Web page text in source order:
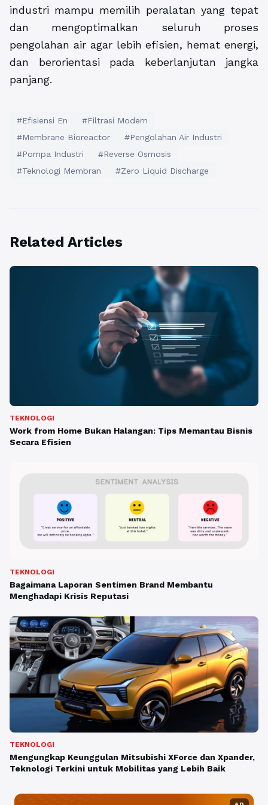
industri mampu memilih peralatan yang tepat
dan mengoptimalkan seluruh proses
pengolahan air agar lebih efisien, hemat energi,
dan berorientasi pada keberlanjutan jangka
panjang.
#Efisiensi En
#Filtrasi Modern
#Membrane Bioreactor
#Pengolahan Air Industri
#Pompa Industri
#Reverse Osmosis
#Teknologi Membran
#Zero Liquid Discharge
Related Articles
TEKNOLOGI
Work from Home Bukan Halangan: Tips Memantau Bisnis
Secara Efisien
TEKNOLOGI
Bagaimana Laporan Sentimen Brand Membantu
Menghadapi Krisis Reputasi
TEKNOLOGI
Mengungkap Keunggulan Mitsubishi XForce dan Xpander,
Teknologi Terkini untuk Mobilitas yang Lebih Baik